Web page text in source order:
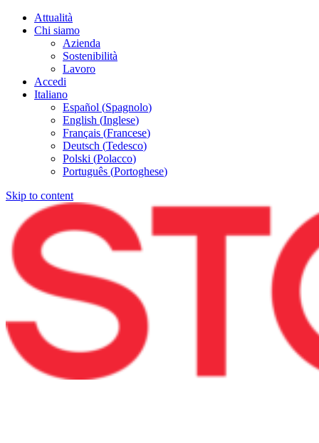
Attualità
Chi siamo
Azienda
Sostenibilità
Lavoro
Accedi
Italiano
Español (Spagnolo)
English (Inglese)
Français (Francese)
Deutsch (Tedesco)
Polski (Polacco)
Português (Portoghese)
Skip to content